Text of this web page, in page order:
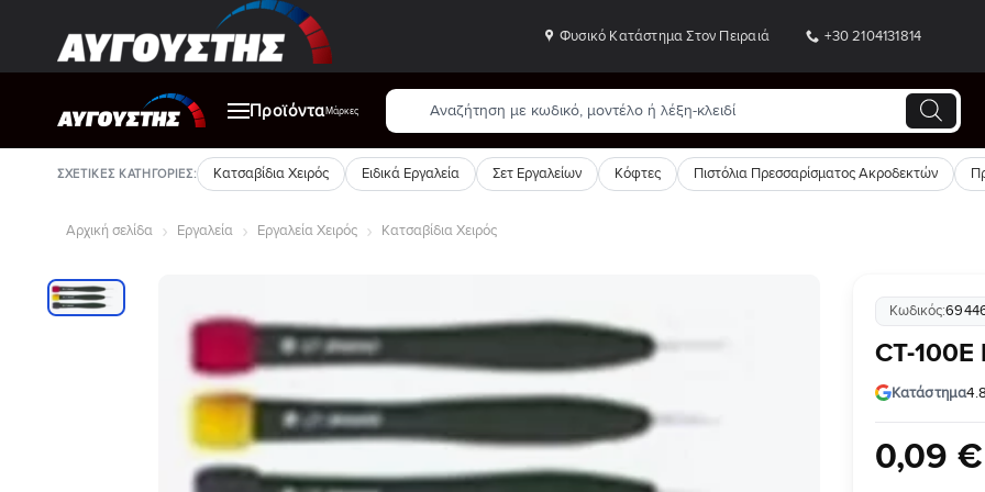
περιεχόμενο
Φυσικό Κατάστημα Στον Πειραιά +30 2104131814
ΠροϊόνταΜάρκες
Αναζήτηση
προϊόντων
ΣΧΕΤΙΚΈΣ ΚΑΤΗΓΟΡΊΕΣ: Κατσαβίδια Χειρός Ειδικά Εργαλεία Σετ Εργαλείων Κόφτες Πιστόλια Πρεσσαρίσματος Ακροδεκτών
Αρχική σελίδα Εργαλεία Εργαλεία Χειρός Κατσαβίδια Χειρός
Κωδικός:
CT-100E
Κατάστημα
0,09 €